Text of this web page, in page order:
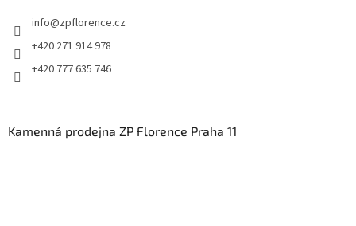
info@zpflorence.cz
+420 271 914 978
+420 777 635 746
Kamenná prodejna ZP Florence Praha 11